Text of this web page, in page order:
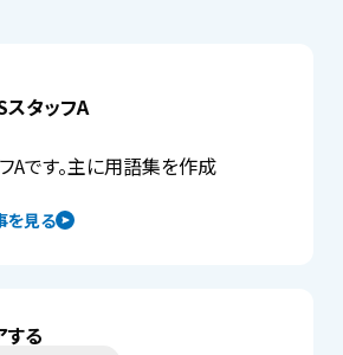
タッフA
を見る
Aです。主に用語集を作成
する